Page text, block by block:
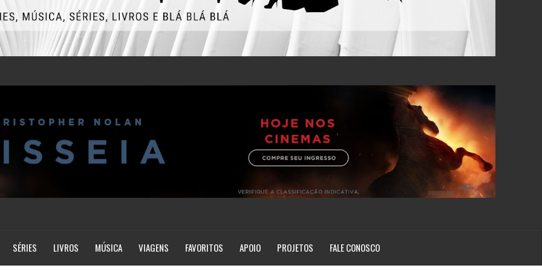
SÉRIES LIVROS MÚSICA VIAGENS FAVORITOS APOIO PROJETOS FALE CONOSCO